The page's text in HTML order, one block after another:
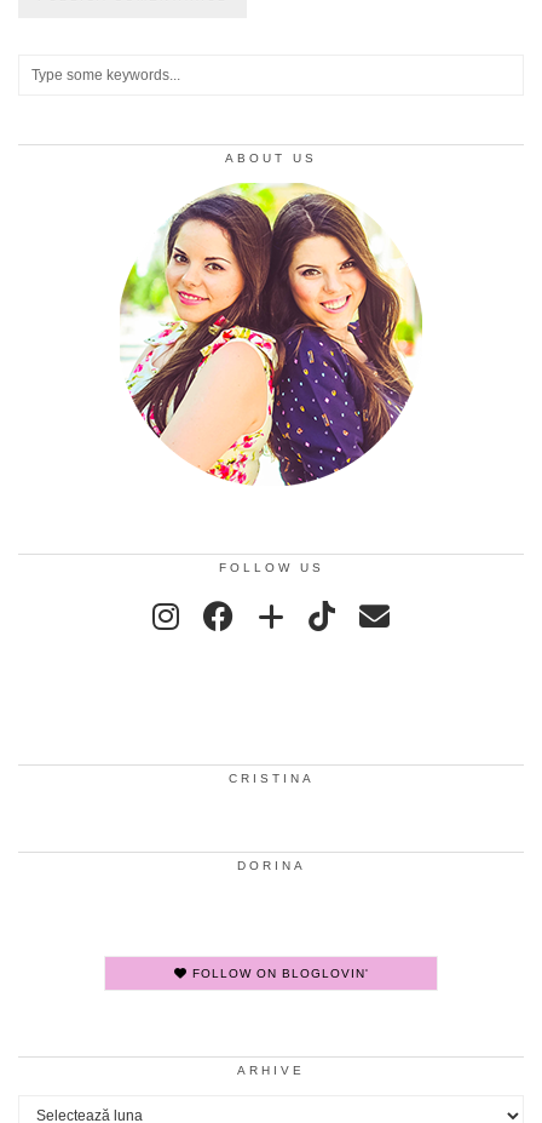
ABOUT US
FOLLOW US
CRISTINA
DORINA
FOLLOW ON BLOGLOVIN'
ARHIVE
Arhive